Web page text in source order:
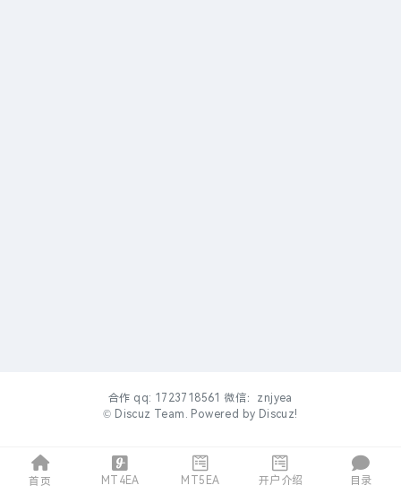
首页 MT4EA MT5EA 开户介绍 目录
合作 qq: 1723718561 微信：znjyea
© Discuz Team. Powered by Discuz!